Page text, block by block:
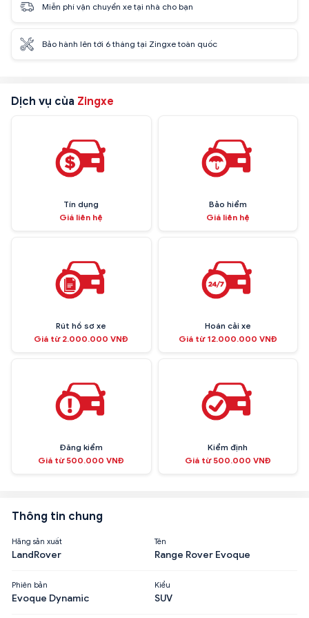
Miễn phí vận chuyển xe tại nhà cho bạn
Bảo hành lên tới 6 tháng tại Zingxe toàn quốc
Dịch vụ của Zingxe
Tín dụng
Giá liên hệ
Bảo hiểm
Giá liên hệ
Rút hồ sơ xe
Giá từ 2.000.000 VNĐ
Hoán cải xe
Giá từ 12.000.000 VNĐ
Đăng kiểm
Giá từ 500.000 VNĐ
Kiểm định
Giá từ 500.000 VNĐ
Thông tin chung
Hãng sản xuất
LandRover
Tên
Range Rover Evoque
Phiên bản
Evoque Dynamic
Kiểu
SUV